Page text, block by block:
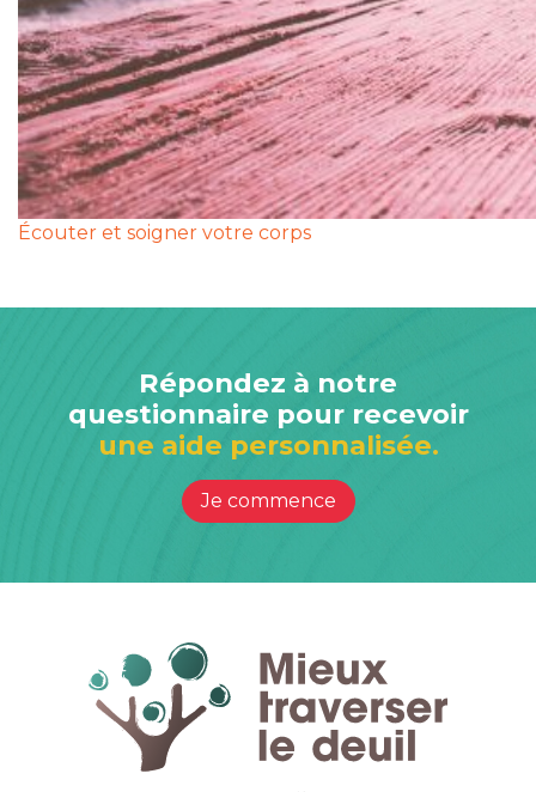
Écouter et soigner votre corps
Répondez à notre
questionnaire pour recevoir
une aide personnalisée.
Je commence